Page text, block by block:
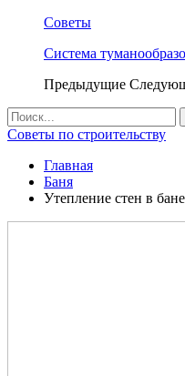
Советы
Система
Предыдущие
Советы по строительству
Главная
Баня
Утепление стен в